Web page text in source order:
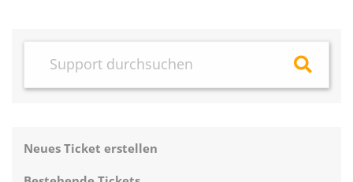
Neues Ticket erstellen